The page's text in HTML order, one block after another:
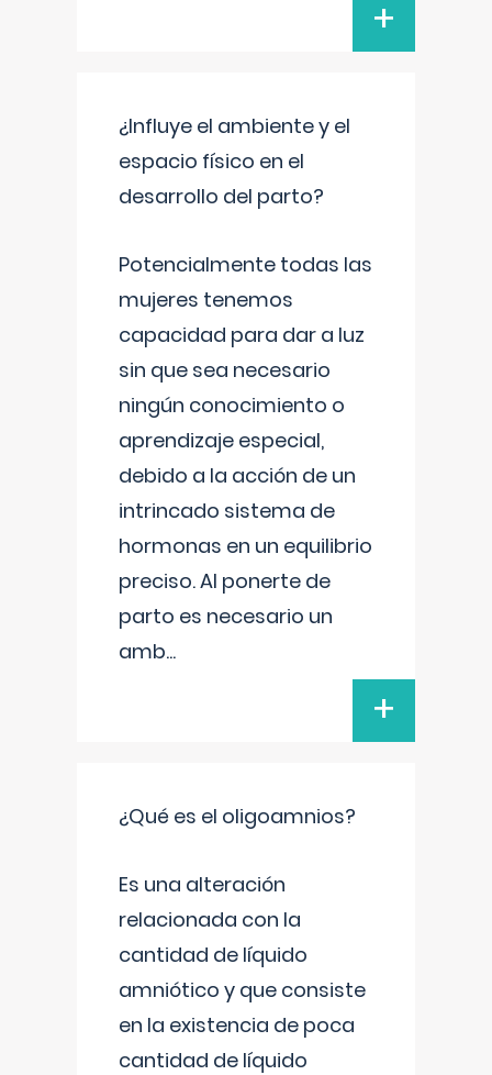
+
¿Influye el ambiente y el
espacio físico en el
desarrollo del parto?
Potencialmente todas las
mujeres tenemos
capacidad para dar a luz
sin que sea necesario
ningún conocimiento o
aprendizaje especial,
debido a la acción de un
intrincado sistema de
hormonas en un equilibrio
preciso. Al ponerte de
parto es necesario un
amb...
+
¿Qué es el oligoamnios?
Es una alteración
relacionada con la
cantidad de líquido
amniótico y que consiste
en la existencia de poca
cantidad de líquido